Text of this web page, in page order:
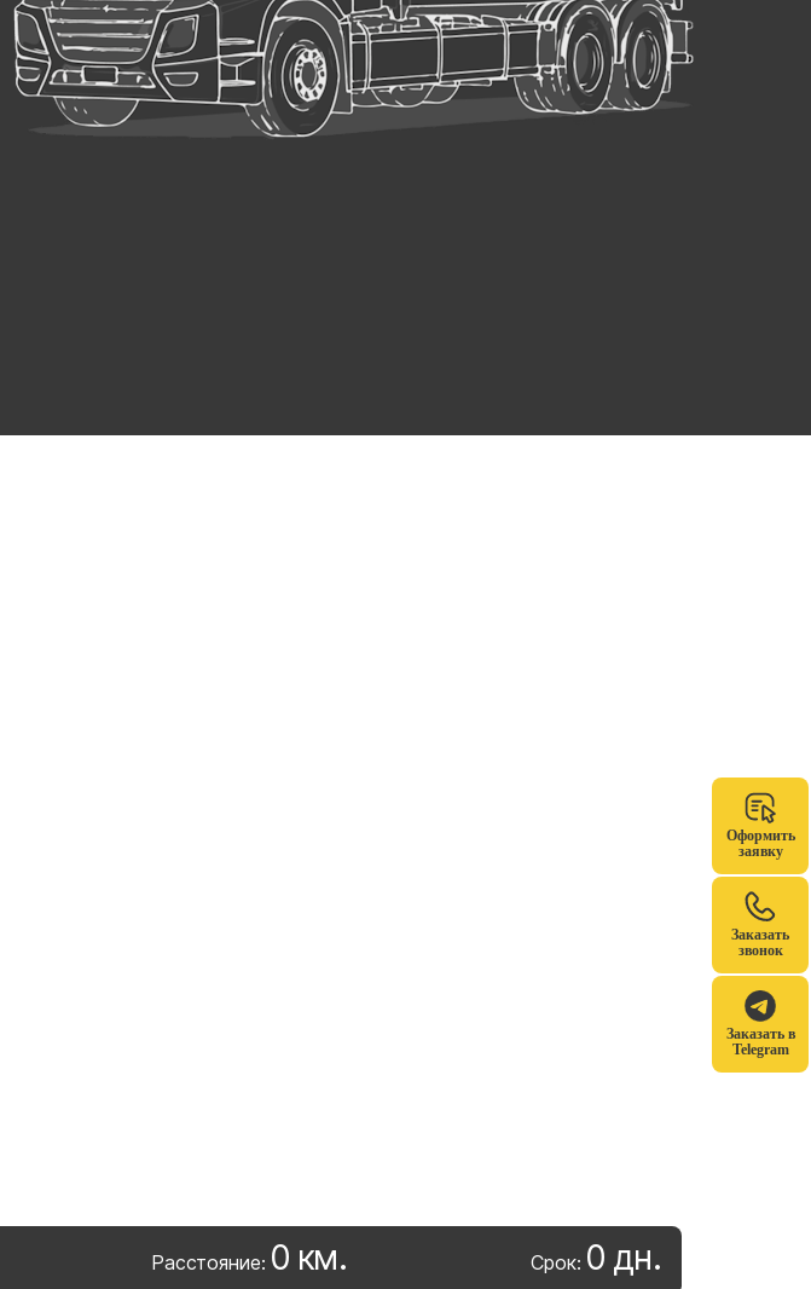
Оформить
заявку
Заказать
звонок
Заказать в
Telegram
Расстояние: 0 км. Срок: 0 дн.